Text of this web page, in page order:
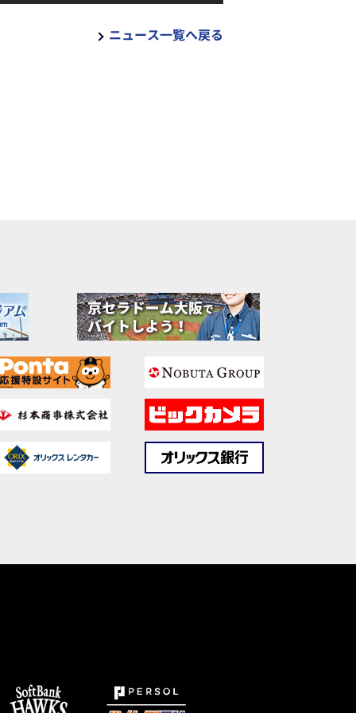
ニュース一覧へ戻る